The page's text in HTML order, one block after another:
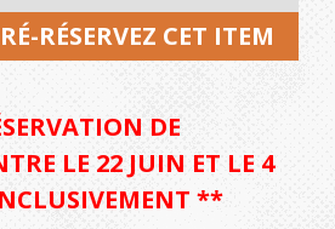
RÉSERVEZ CET ITEM
DE
LE 22 JUIN ET LE 4
**